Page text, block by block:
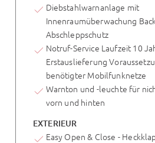
Diebstahlwarnanlage mit
Innenraumüberwachung
Abschleppschutz
Notruf-Service Laufzeit 10
Erstauslieferung
benötigter Mobilfunknetze
Warnton und -leuchte für
vorn und hinten
EXTERIEUR
Easy Open & Close -